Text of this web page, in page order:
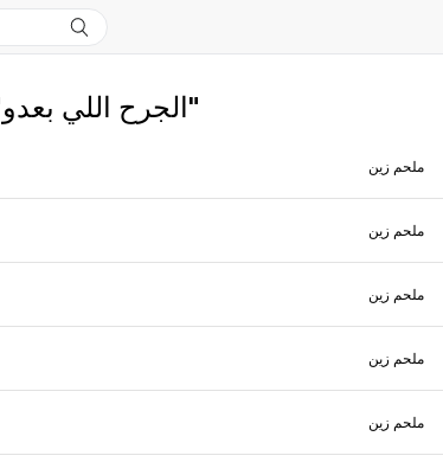
Plus de l'album "الجرح اللي بعدو"
ملحم زين
ملحم زين
ملحم زين
ملحم زين
ملحم زين